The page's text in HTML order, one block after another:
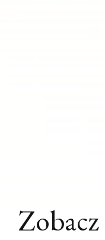
Zobacz